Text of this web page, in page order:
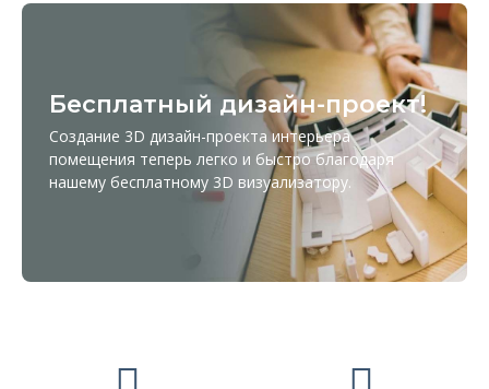
Бесплатный дизайн-проект!
Создание 3D дизайн-проекта интерьера
помещения теперь легко и быстро благодаря
нашему бесплатному 3D визуализатору.